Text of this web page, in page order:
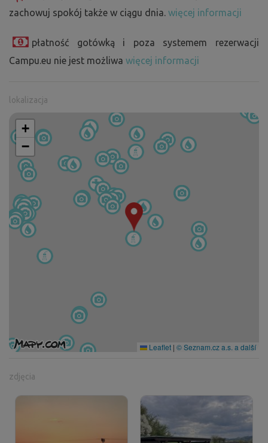
zachowuj spokój także w ciągu dnia. więcej informacji
płatność gotówką i poza systemem rezerwacji
Campu.eu nie jest możliwa więcej informacji
lokalizacja
+
−
Leaflet | © Seznam.cz a.s. a další
zdjęcia